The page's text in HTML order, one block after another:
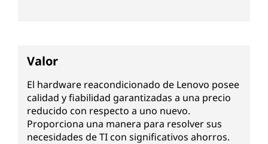
Valor
El hardware reacondicionado de Lenovo posee
calidad y fiabilidad garantizadas a una precio
reducido con respecto a uno nuevo.
Proporciona una manera para resolver sus
necesidades de TI con significativos ahorros.